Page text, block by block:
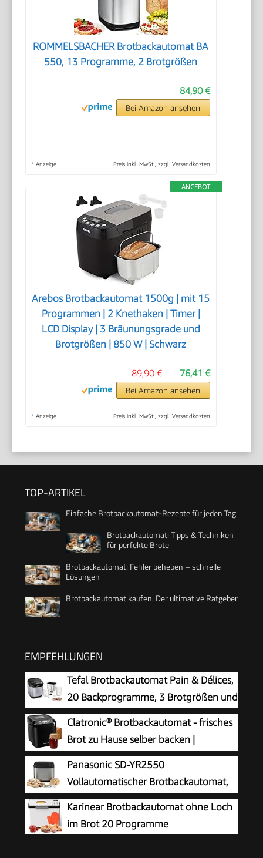
ROMMELSBACHER Brotbackautomat BA
550, 13 Programme, 2 Brotgrößen
84,90 €
Bei Amazon ansehen
* Anzeige Preis inkl. MwSt., zzgl. Versandkosten
ANGEBOT
Arebos Brotbackautomat 1500g | mit 15
Programmen | 2 Knethaken | Timer |
LCD Display | 3 Bräunungsgrade und
Brotgrößen | 850 W | Schwarz
76,41 €
89,90 €
Bei Amazon ansehen
* Anzeige Preis inkl. MwSt., zzgl. Versandkosten
TOP-ARTIKEL
Einfache Brotbackautomat-Rezepte für jeden Tag
Brotbackautomat: Tipps & Techniken
für perfekte Brote
Brotbackautomat: Fehler beheben – schnelle
Lösungen
Brotbackautomat kaufen: Der ultimative Ratgeber
EMPFEHLUNGEN
Tefal Brotbackautomat Pain & Délices,
20 Backprogramme, 3 Brotgrößen und
Bräunungsstufen einstellbar, auch für
Kuchen - Pizza - Nudelteig, Backform
antihaftbeschichtet, schwarz/Edelstahl, PF240E
Clatronic® Brotbackautomat - frisches
Brot zu Hause selber backen |
automatische Zubereitung &
Warmhaltefunktion | Backautomat mit Timer |
einfache Bedienung über Display | 12
Backprogramme | BBA 3774
Panasonic SD-YR2550
Vollautomatischer Brotbackautomat,
horizontales Design, Rosinen-
Nussverteiler und Hefespender, 31 automatische
Programme, zwei Temperatursensoren, 13-
Karinear Brotbackautomat ohne Loch
im Brot 20 Programme